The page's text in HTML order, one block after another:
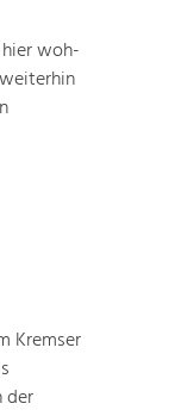
hier woh­
Kremser
der